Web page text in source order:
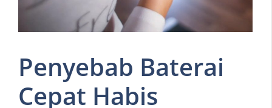
Penyebab Baterai
Cepat Habis